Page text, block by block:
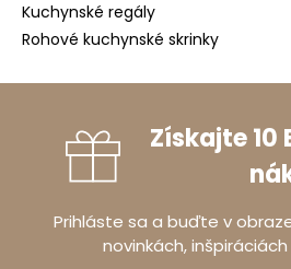
Kuchynské regály
Rohové kuchynské skrinky
Získajte 10
Prihláste sa a buďte v
novinkách,